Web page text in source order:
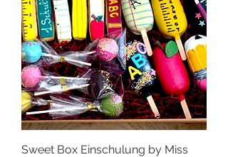
Sweet Box Einschulung by Miss